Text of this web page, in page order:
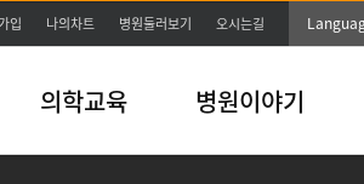
입 나의차트 병원둘러보기 오시는길
의학교육 병원이야기